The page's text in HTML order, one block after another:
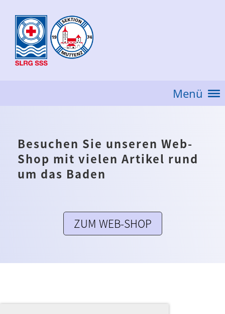
Menü
Besuchen Sie unseren Web-
Shop mit vielen Artikel rund
um das Baden
ZUM WEB-SHOP